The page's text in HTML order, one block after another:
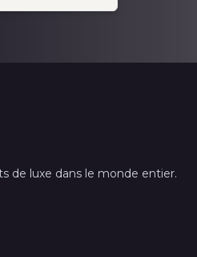
de luxe dans le monde entier.